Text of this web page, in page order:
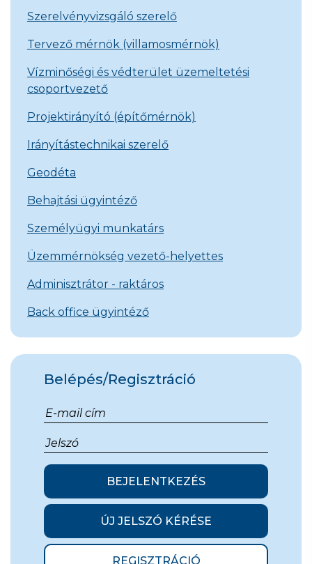
Szerelvényvizsgáló szerelő
Tervező mérnök (villamosmérnök)
Vízminőségi és védterület üzemeltetési
csoportvezető
Projektirányító (építőmérnök)
Irányítástechnikai szerelő
Geodéta
Behajtási ügyintéző
Személyügyi munkatárs
Üzemmérnökség vezető-helyettes
Adminisztrátor - raktáros
Back office ügyintéző
Belépés/Regisztráció
BEJELENTKEZÉS
ÚJ JELSZÓ KÉRÉSE
REGISZTRÁCIÓ